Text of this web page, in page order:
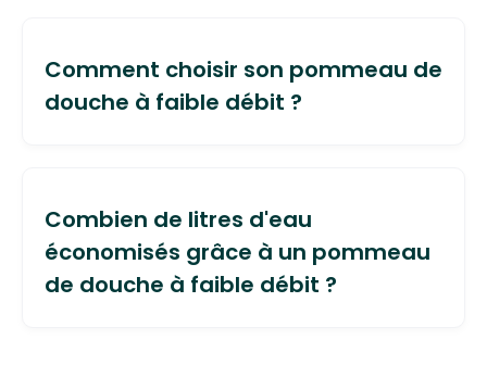
Comment choisir son pommeau de
douche à faible débit ?
économique possible, il convient de se fier à
l’emballage du produit. Le débit, en litres par
minutes, y est souvent indiqué : plus il est réduit
et plus vous réaliserez des économies d’eau
Combien de litres d'eau
économisés grâce à un pommeau
de douche à faible débit ?